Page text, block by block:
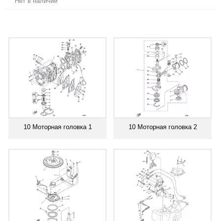
10 Моторная головка 1 10 Моторная головка 2